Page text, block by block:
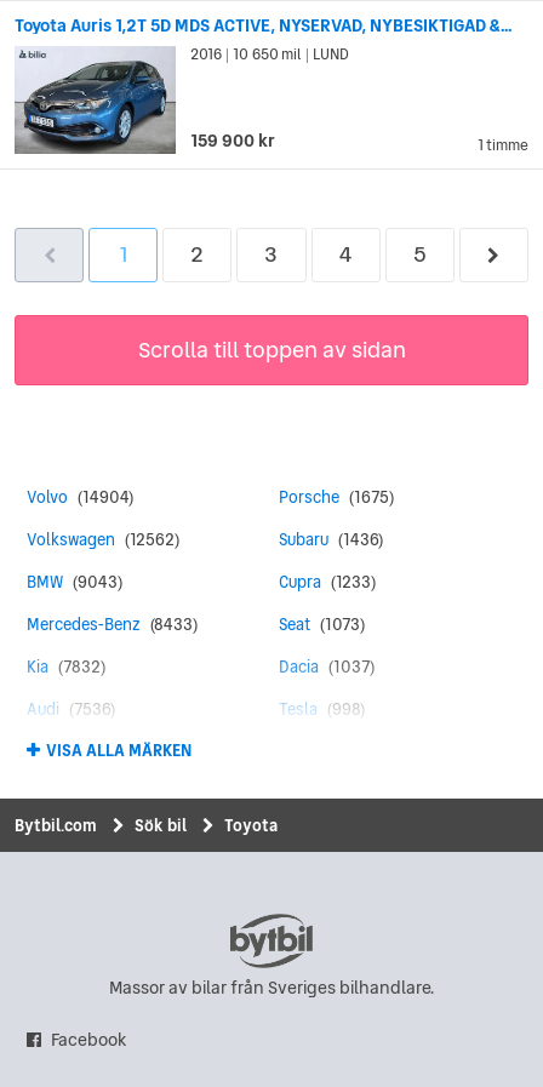
Toyota Auris 1,2T 5D MDS ACTIVE, NYSERVAD, NYBESIKTIGAD &...
1 timme
2016 10 650 mil LUND
159 900 kr
1 2 3 4 5
Scrolla till toppen av sidan
Volvo (14904)
Volkswagen (12562)
BMW (9043)
Mercedes-Benz (8433)
Kia (7832)
Audi (7536)
Toyota (4431)
Peugeot (4375)
Ford (4117)
Opel (2130)
Porsche (1675)
Subaru (1436)
Cupra (1233)
Seat (1073)
Dacia (1037)
Tesla (998)
MINI (845)
Honda
Chevrolet
VISA ALLA MÄRKEN
Bytbil.com Sök bil Toyota
Massor av bilar från Sveriges bilhandlare.
Facebook